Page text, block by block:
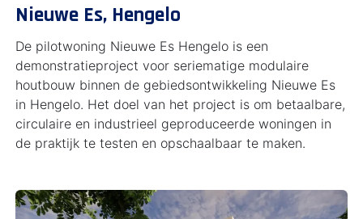
Nieuwe Es, Hengelo
De pilotwoning Nieuwe Es Hengelo is een
demonstratieproject voor seriematige modulaire
houtbouw binnen de gebiedsontwikkeling Nieuwe Es
in Hengelo. Het doel van het project is om betaalbare,
circulaire en industrieel geproduceerde woningen in
de praktijk te testen en opschaalbaar te maken.